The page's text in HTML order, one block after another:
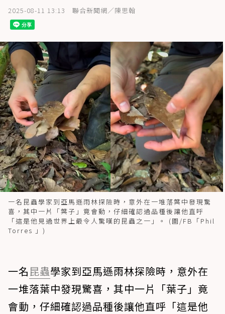
2025-08-11 13:13 聯合新聞網／陳思翰
一名昆蟲學家到亞馬遜雨林探險時，意外在一堆落葉中發現驚
喜，其中一片「葉子」竟會動，仔細確認過品種後讓他直呼
「這是他見過世界上最令人驚嘆的昆蟲之一」。 (圖/FB「Phil
Torres 」)
一名 昆蟲學家到亞馬遜雨林探險時，意外在
一堆落葉中發現驚喜，其中一片「葉子」竟
會動，仔細確認過品種後讓他直呼「這是他